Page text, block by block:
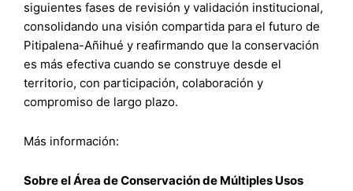
siguientes fases de revisión y validación institucional,
consolidando una visión compartida para el futuro de
Pitipalena-Añihué y reafirmando que la conservación
es más efectiva cuando se construye desde el
territorio, con participación, colaboración y
compromiso de largo plazo.
Más información:
Sobre el Área de Conservación de Múltiples Usos